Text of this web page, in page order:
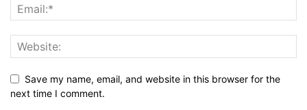
Save my name, email, and website in this browser for the
next time I comment.